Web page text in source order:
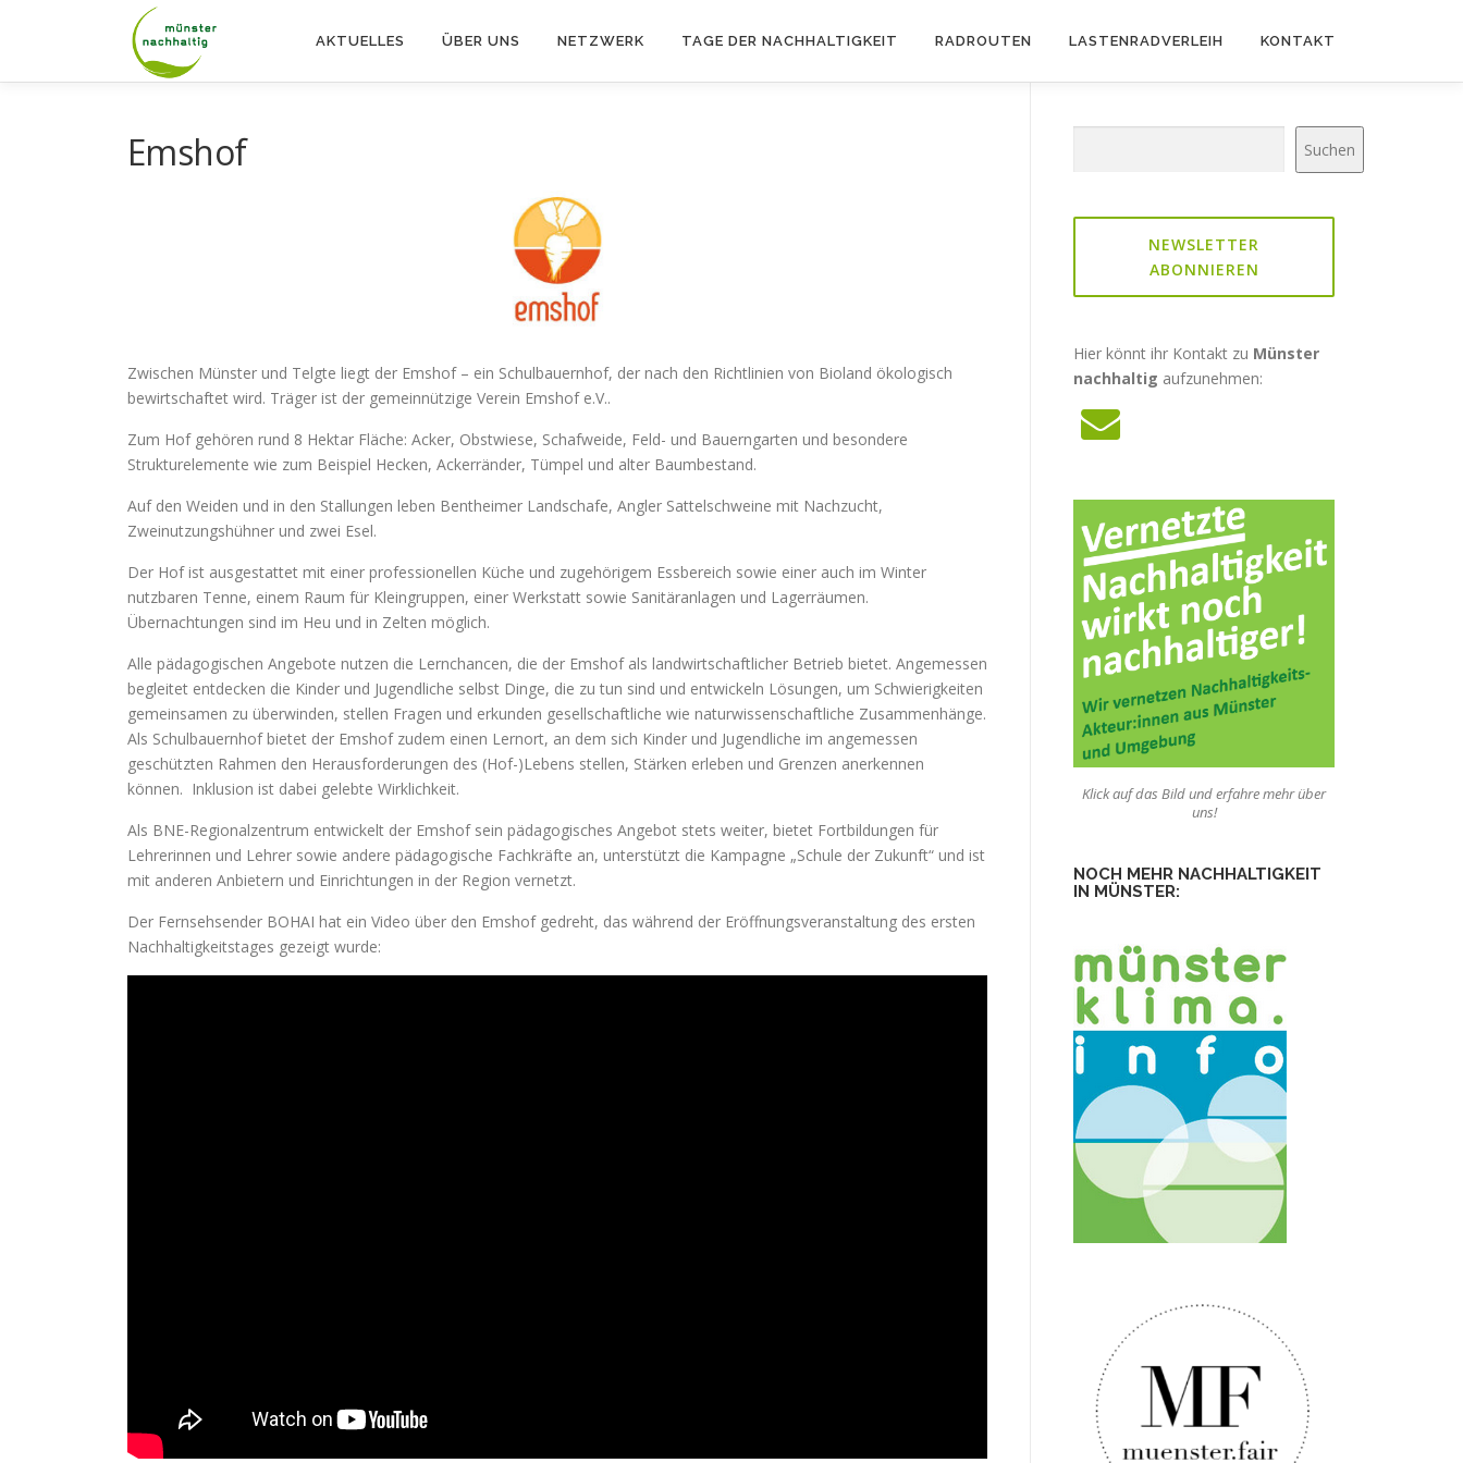
AKTUELLES ÜBER UNS NETZWERK TAGE DER NACHHALTIGKEIT RADROUTEN LASTENRADVERLEIH KONTAKT
Emshof
Zwischen Münster und Telgte liegt der Emshof – ein Schulbauernhof, der nach den Richtlinien von Bioland ökologisch
bewirtschaftet wird. Träger ist der gemeinnützige Verein Emshof e.V..
Zum Hof gehören rund 8 Hektar Fläche: Acker, Obstwiese, Schafweide, Feld- und Bauerngarten und besondere
Strukturelemente wie zum Beispiel Hecken, Ackerränder, Tümpel und alter Baumbestand.
Auf den Weiden und in den Stallungen leben Bentheimer Landschafe, Angler Sattelschweine mit Nachzucht,
Zweinutzungshühner und zwei Esel.
Der Hof ist ausgestattet mit einer professionellen Küche und zugehörigem Essbereich sowie einer auch im Winter
nutzbaren Tenne, einem Raum für Kleingruppen, einer Werkstatt sowie Sanitäranlagen und Lagerräumen.
Übernachtungen sind im Heu und in Zelten möglich.
Alle pädagogischen Angebote nutzen die Lernchancen, die der Emshof als landwirtschaftlicher Betrieb bietet. Angemessen
begleitet entdecken die Kinder und Jugendliche selbst Dinge, die zu tun sind und entwickeln Lösungen, um Schwierigkeiten
gemeinsamen zu überwinden, stellen Fragen und erkunden gesellschaftliche wie naturwissenschaftliche Zusammenhänge.
Als Schulbauernhof bietet der Emshof zudem einen Lernort, an dem sich Kinder und Jugendliche im angemessen
geschützten Rahmen den Herausforderungen des (Hof-)Lebens stellen, Stärken erleben und Grenzen anerkennen
können. Inklusion ist dabei gelebte Wirklichkeit.
Als BNE-Regionalzentrum entwickelt der Emshof sein pädagogisches Angebot stets weiter, bietet Fortbildungen für
Lehrerinnen und Lehrer sowie andere pädagogische Fachkräfte an, unterstützt die Kampagne „Schule der Zukunft“ und ist
mit anderen Anbietern und Einrichtungen in der Region vernetzt.
Der Fernsehsender BOHAI hat ein Video über den Emshof gedreht, das während der Eröffnungsveranstaltung des ersten
Nachhaltigkeitstages gezeigt wurde:
Suchen
NEWSLETTER
ABONNIEREN
Hier könnt ihr Kontakt zu Münster
nachhaltig aufzunehmen:
Klick auf das Bild und erfahre mehr über
uns!
NOCH MEHR NACHHALTIGKEIT
IN MÜNSTER: